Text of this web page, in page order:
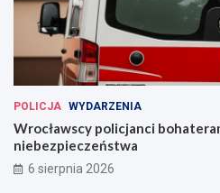
POLICJA WYDARZENIA
Wrocławscy policjanci
niebezpieczeństwa
6 sierpnia 2026